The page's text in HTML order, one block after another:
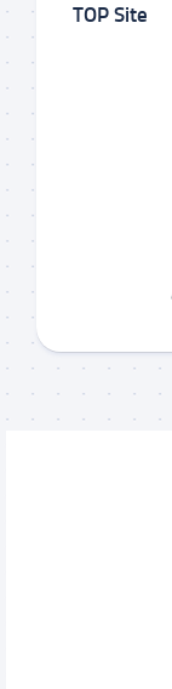
TOP Site